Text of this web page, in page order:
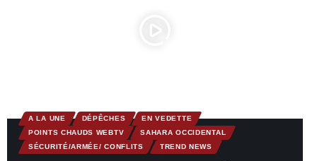
A LA UNE DÉPÊCHES
EN VEDETTE
POINTS CHAUDS WEBTV
SAHARA OCCIDENTAL
SÉCURITÉ/ARMÉE/ CONFLITS
TREND NEWS